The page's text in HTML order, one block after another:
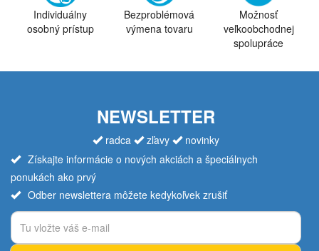
Individuálny
osobný prístup
Bezproblémová
výmena tovaru
Možnosť
veľkoobchodnej
spolupráce
NEWSLETTER
radca zľavy
novinky
Získajte informácie o nových akciách a špeciálnych
ponukách ako prvý
Odber newslettera môžete kedykoľvek zrušiť